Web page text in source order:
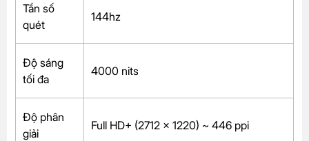
Tần số
quét
144hz
Độ sáng
tối đa
4000 nits
Độ phân
giải
Full HD+ (2712 x 1220) ~ 446 ppi